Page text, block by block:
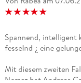
Spannend, intelligent
fesselnd ¿ eine
Mit diesem zweiten
Nemez hat Andreas